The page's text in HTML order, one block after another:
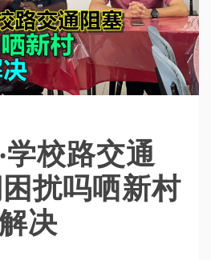
学校路交通
扰吗哂新村
决